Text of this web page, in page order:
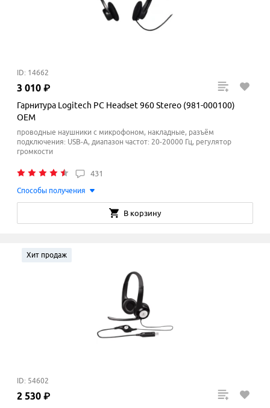
ID: 14662
3 010 ₽
Гарнитура Logitech PC Headset 960 Stereo (981-000100)
OEM
проводные наушники с микрофоном, накладные, разъём
подключения: USB-A, диапазон частот: 20-20000 Гц, регулятор
громкости
431
Способы получения
В корзину
Хит продаж
ID: 54602
2 530 ₽